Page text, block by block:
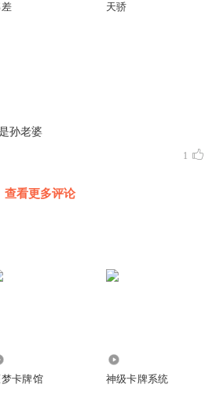
天骄
孙老婆
1
查看更多评论
卡牌馆 神级卡牌系统